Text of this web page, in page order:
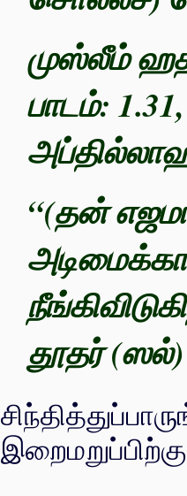
முஸ்லீம்
பாடம்:
“(தன்
தூதர்